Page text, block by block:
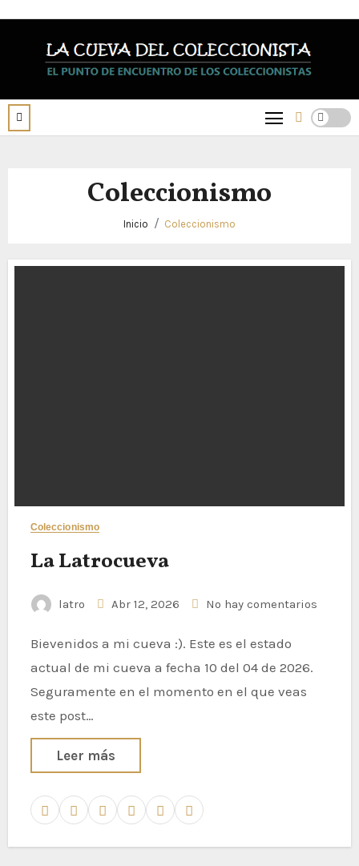
contenido
Coleccionismo
Inicio Coleccionismo
Coleccionismo
La Latrocueva
latro Abr 12, 2026 No hay comentarios
Bievenidos a mi cueva :). Este es el estado
actual de mi cueva a fecha 10 del 04 de 2026.
Seguramente en el momento en el que veas
este post…
Leer más